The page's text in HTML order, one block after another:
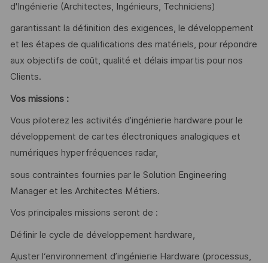
d'Ingénierie (Architectes, Ingénieurs, Techniciens)
garantissant la définition des exigences, le développement
et les étapes de qualifications des matériels, pour répondre
aux objectifs de coût, qualité et délais impartis pour nos
Clients.
Vos missions :
Vous piloterez les activités d’ingénierie hardware pour le
développement de cartes électroniques analogiques et
numériques hyperfréquences radar,
sous contraintes fournies par le Solution Engineering
Manager et les Architectes Métiers.
Vos principales missions seront de :
Définir le cycle de développement hardware,
Ajuster l‘environnement d’ingénierie Hardware (processus,